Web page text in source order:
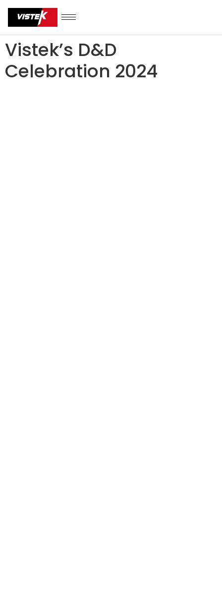
Vistek’s D&D
Celebration 2024